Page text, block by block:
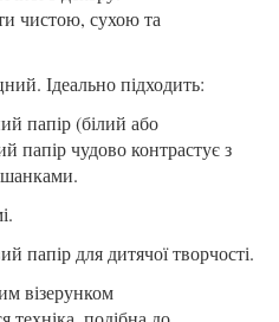
чистою, сухою та
Ідеально підходить:
папір (білий або
папір чудово контрастує з
папір для дитячої творчості.
візерунком